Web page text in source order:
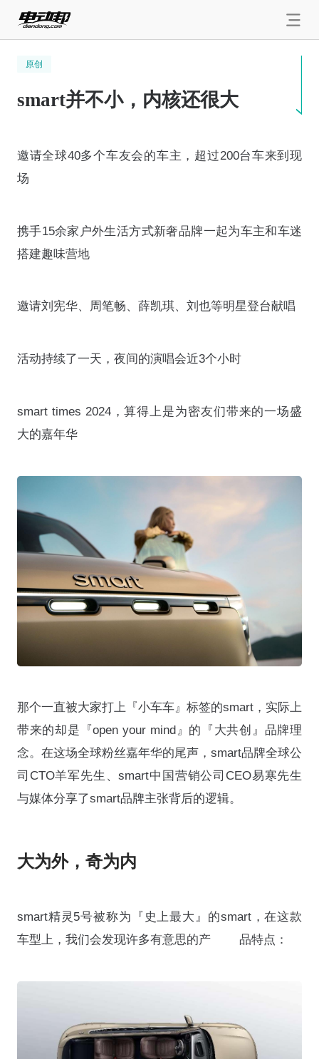
原创
smart并不小，内核还很大
邀请全球40多个车友会的车主，超过200台车来到现
场
携手15余家户外生活方式新奢品牌一起为车主和车迷
搭建趣味营地
邀请刘宪华、周笔畅、薛凯琪、刘也等明星登台献唱
活动持续了一天，夜间的演唱会近3个小时
smart times 2024，算得上是为密友们带来的一场盛
大的嘉年华
那个一直被大家打上『小车车』标签的smart，实际上
带来的却是『open your mind』的『大共创』品牌理
念。在这场全球粉丝嘉年华的尾声，smart品牌全球公
司CTO羊军先生、smart中国营销公司CEO易寒先生
与媒体分享了smart品牌主张背后的逻辑。
大为外，奇为内
smart精灵5号被称为『史上最大』的smart，在这款
车型上，我们会发现许多有意思的产 品特点：